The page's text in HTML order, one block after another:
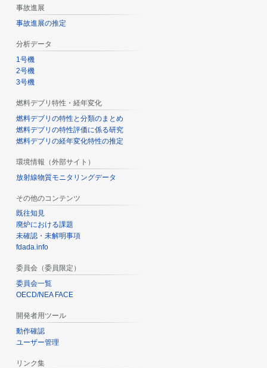
事故進展
事故進展の推定
分析データ
1号機
2号機
3号機
燃料デブリ特性・経年変化
燃料デブリの特性と分類のまとめ
燃料デブリの特性評価に係る研究
燃料デブリの経年変化特性の推定
環境情報（外部サイト）
放射線物質モニタリングデータ
その他のコンテンツ
既往知見
廃炉における課題
未確認・未解明事項
fdada.info
委員会（委員限定）
委員会一覧
OECD/NEA FACE
開発者用ツール
動作確認
ユーザー管理
リンク集